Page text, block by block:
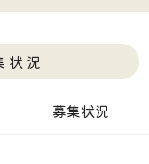
状 況
募集状況